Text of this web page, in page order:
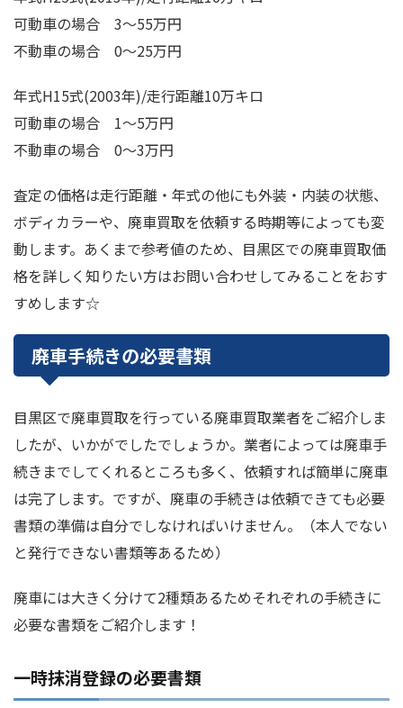
可動車の場合 3～55万円
不動車の場合 0～25万円
年式H15式(2003年)/走行距離10万キロ
可動車の場合 1～5万円
不動車の場合 0～3万円
査定の価格は走行距離・年式の他にも外装・内装の状態、
ボディカラーや、廃車買取を依頼する時期等によっても変
動します。あくまで参考値のため、目黒区での廃車買取価
格を詳しく知りたい方はお問い合わせしてみることをおす
すめします☆
廃車手続きの必要書類
目黒区で廃車買取を行っている廃車買取業者をご紹介しま
したが、いかがでしたでしょうか。業者によっては廃車手
続きまでしてくれるところも多く、依頼すれば簡単に廃車
は完了します。ですが、廃車の手続きは依頼できても必要
書類の準備は自分でしなければいけません。（本人でない
と発行できない書類等あるため）
廃車には大きく分けて2種類あるためそれぞれの手続きに
必要な書類をご紹介します！
一時抹消登録の必要書類